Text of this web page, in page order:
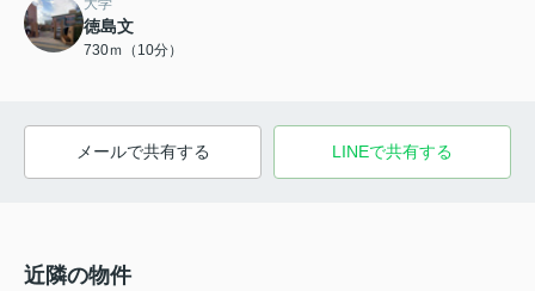
徳島文
730ｍ（10分）
メールで共有する LINEで共有する
近隣の物件